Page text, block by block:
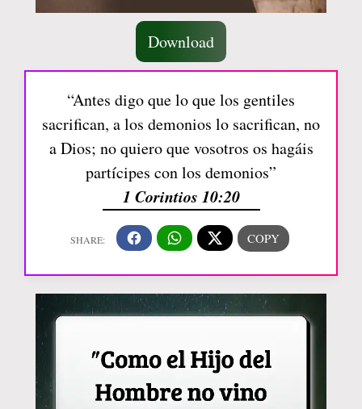
Download
“Antes digo que lo que los gentiles
sacrifican, a los demonios lo sacrifican, no
a Dios; no quiero que vosotros os hagáis
partícipes con los demonios”
1 Corintios 10:20